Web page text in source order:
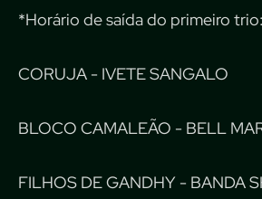
*Horário de saída do primeiro
CORUJA - IVETE SANGALO
BLOCO CAMALEÃO - BELL
FILHOS DE GANDHY - BANDA